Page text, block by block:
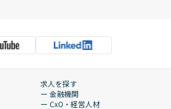
求人を探す
ー 金融機関
ー CxO・経営人材